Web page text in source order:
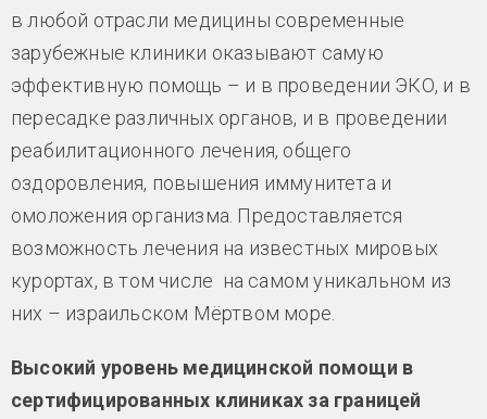
в любой отрасли медицины современные
зарубежные клиники оказывают самую
эффективную помощь – и в проведении ЭКО, и в
пересадке различных органов, и в проведении
реабилитационного лечения, общего
оздоровления, повышения иммунитета и
омоложения организма. Предоставляется
возможность лечения на известных мировых
курортах, в том числе на самом уникальном из
них – израильском Мёртвом море.
Высокий уровень медицинской помощи в
сертифицированных клиниках за границей